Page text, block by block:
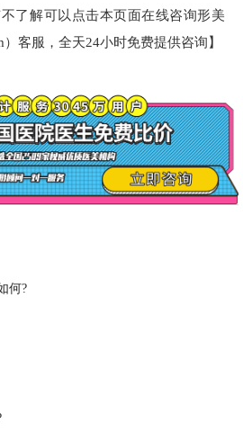
了解可以点击本页面在线咨询形美
）客服，全天24小时免费提供咨询】
何?